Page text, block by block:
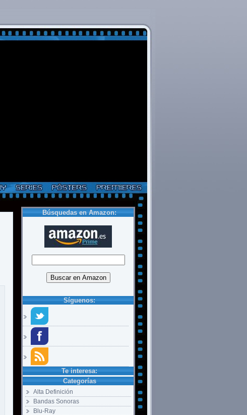
Búsquedas en Amazon:
Síguenos:
Te interesa:
Categorías
Alta Definición
Bandas Sonoras
Blu-Ray